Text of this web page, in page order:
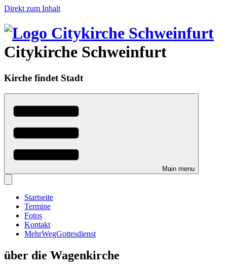
Direkt zum Inhalt
Citykirche Schweinfurt
Kirche findet Stadt
Main menu
Startseite
Termine
Fotos
Kontakt
MehrWegGottesdienst
über die Wagenkirche